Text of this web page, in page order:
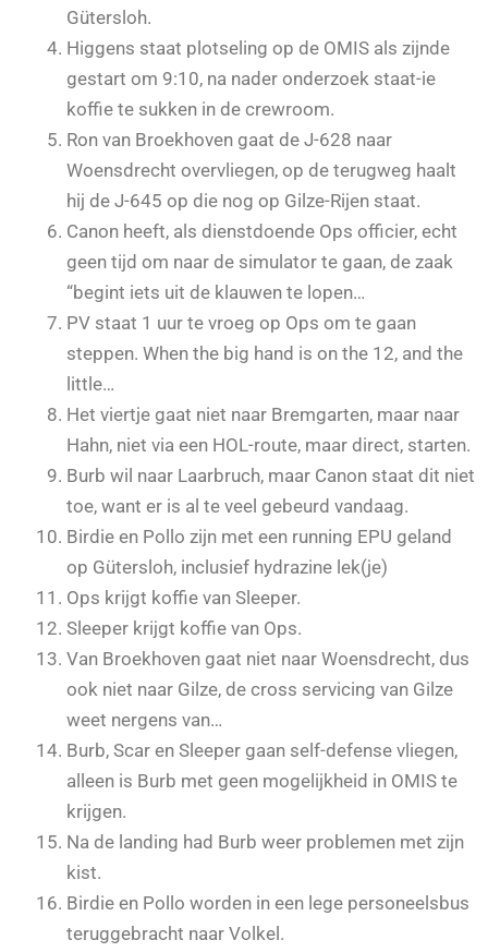
Gütersloh.
Higgens staat plotseling op de OMIS als zijnde
gestart om 9:10, na nader onderzoek staat-ie
koffie te sukken in de crewroom.
Ron van Broekhoven gaat de J-628 naar
Woensdrecht overvliegen, op de terugweg haalt
hij de J-645 op die nog op Gilze-Rijen staat.
Canon heeft, als dienstdoende Ops officier, echt
geen tijd om naar de simulator te gaan, de zaak
“begint iets uit de klauwen te lopen…
PV staat 1 uur te vroeg op Ops om te gaan
steppen. When the big hand is on the 12, and the
little…
Het viertje gaat niet naar Bremgarten, maar naar
Hahn, niet via een HOL-route, maar direct, starten.
Burb wil naar Laarbruch, maar Canon staat dit niet
toe, want er is al te veel gebeurd vandaag.
Birdie en Pollo zijn met een running EPU geland
op Gütersloh, inclusief hydrazine lek(je)
Ops krijgt koffie van Sleeper.
Sleeper krijgt koffie van Ops.
Van Broekhoven gaat niet naar Woensdrecht, dus
ook niet naar Gilze, de cross servicing van Gilze
weet nergens van…
Burb, Scar en Sleeper gaan self-defense vliegen,
alleen is Burb met geen mogelijkheid in OMIS te
krijgen.
Na de landing had Burb weer problemen met zijn
kist.
Birdie en Pollo worden in een lege personeelsbus
teruggebracht naar Volkel.